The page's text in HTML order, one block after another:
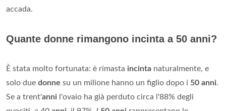
accada.
Quante donne rimangono incinta a 50 anni?
È stata molto fortunata: è rimasta incinta naturalmente, e
solo due donne su un milione hanno un figlio dopo i 50 anni.
Se a trent'anni l'ovaio ha già perduto circa l'88% degli